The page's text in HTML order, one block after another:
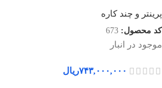
پرینتر و چند کاره
کد محصول: 673
موجود در انبار
۷۴۳,۰۰۰,۰۰۰ریال